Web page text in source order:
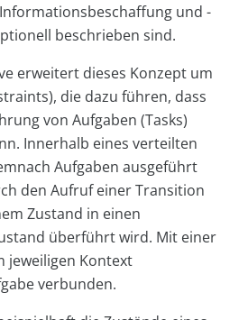
und -
beschrieben sind.
erweitert dieses Konzept um
die dazu führen, dass
von Aufgaben (Tasks)
Innerhalb eines verteilten
Aufgaben ausgeführt
den Aufruf einer Transition
Zustand in einen
überführt wird. Mit einer
jeweiligen Kontext
verbunden.